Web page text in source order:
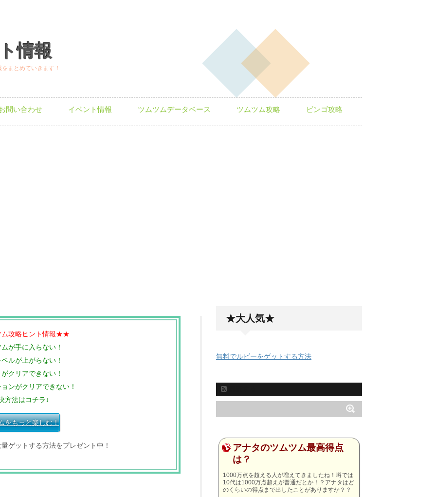
情報
まとめていきます！
問い合わせ イベント情報 ツムツムデータベース ツムツム攻略 ビンゴ攻略
攻略ヒント情報★★
が手に入らない！
ルが上がらない！
クリアできない！
ンがクリアできない！
方法はコチラ↓
をもっと楽しむ！
ゲットする方法をプレゼント中！
★大人気★
無料でルビーをゲットする方法
アナタのツムツム最高得点
は？
1000万点を超える人が増えてきましたね！噂では
10代は1000万点超えが普通だとか！？アナタはど
のくらいの得点まで出したことがありますか？？